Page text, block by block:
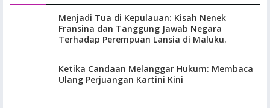
Menjadi Tua di Kepulauan: Kisah Nenek
Fransina dan Tanggung Jawab Negara
Terhadap Perempuan Lansia di Maluku.
Ketika Candaan Melanggar Hukum: Membaca
Ulang Perjuangan Kartini Kini